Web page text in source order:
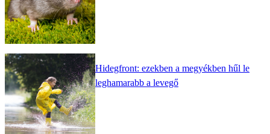
Hidegfront: ezekben a megyékben hűl le
leghamarabb a levegő